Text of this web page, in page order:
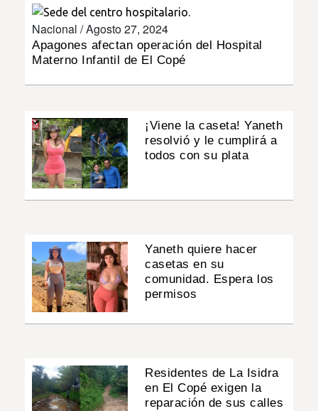
INSÓLITAS
MULTIMEDIA
IMPRESO
Nacional /Agosto 27, 2024
Apagones afectan operación del Hospital
Materno Infantil de El Copé
¡Viene la caseta! Yaneth
resolvió y le cumplirá a
todos con su plata
Yaneth quiere hacer
casetas en su
comunidad. Espera los
permisos
Residentes de La Isidra
en El Copé exigen la
reparación de sus calles